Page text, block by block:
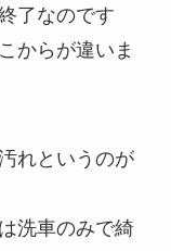
了なのです
からが違いま
れというのが
洗車のみで綺